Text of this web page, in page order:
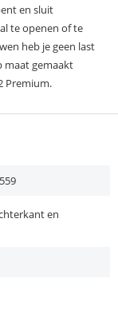
en sluit
te openen of te
heb je geen last
maat gemaakt
Premium.
en